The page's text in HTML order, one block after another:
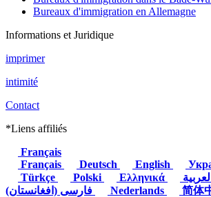
Bureaux d'immigration en Allemagne
Informations et Juridique
imprimer
intimité
Contact
*Liens affiliés
Français
Français
Deutsch English
Türkçe
Polski Ελληνικά
Nederlands 简体